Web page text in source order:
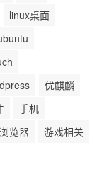
linux桌面
优麒麟
手机
浏览器
游戏相关